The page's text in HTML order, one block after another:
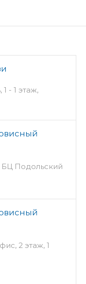
- 1 этаж,
БЦ Подольский
2 этаж, 1